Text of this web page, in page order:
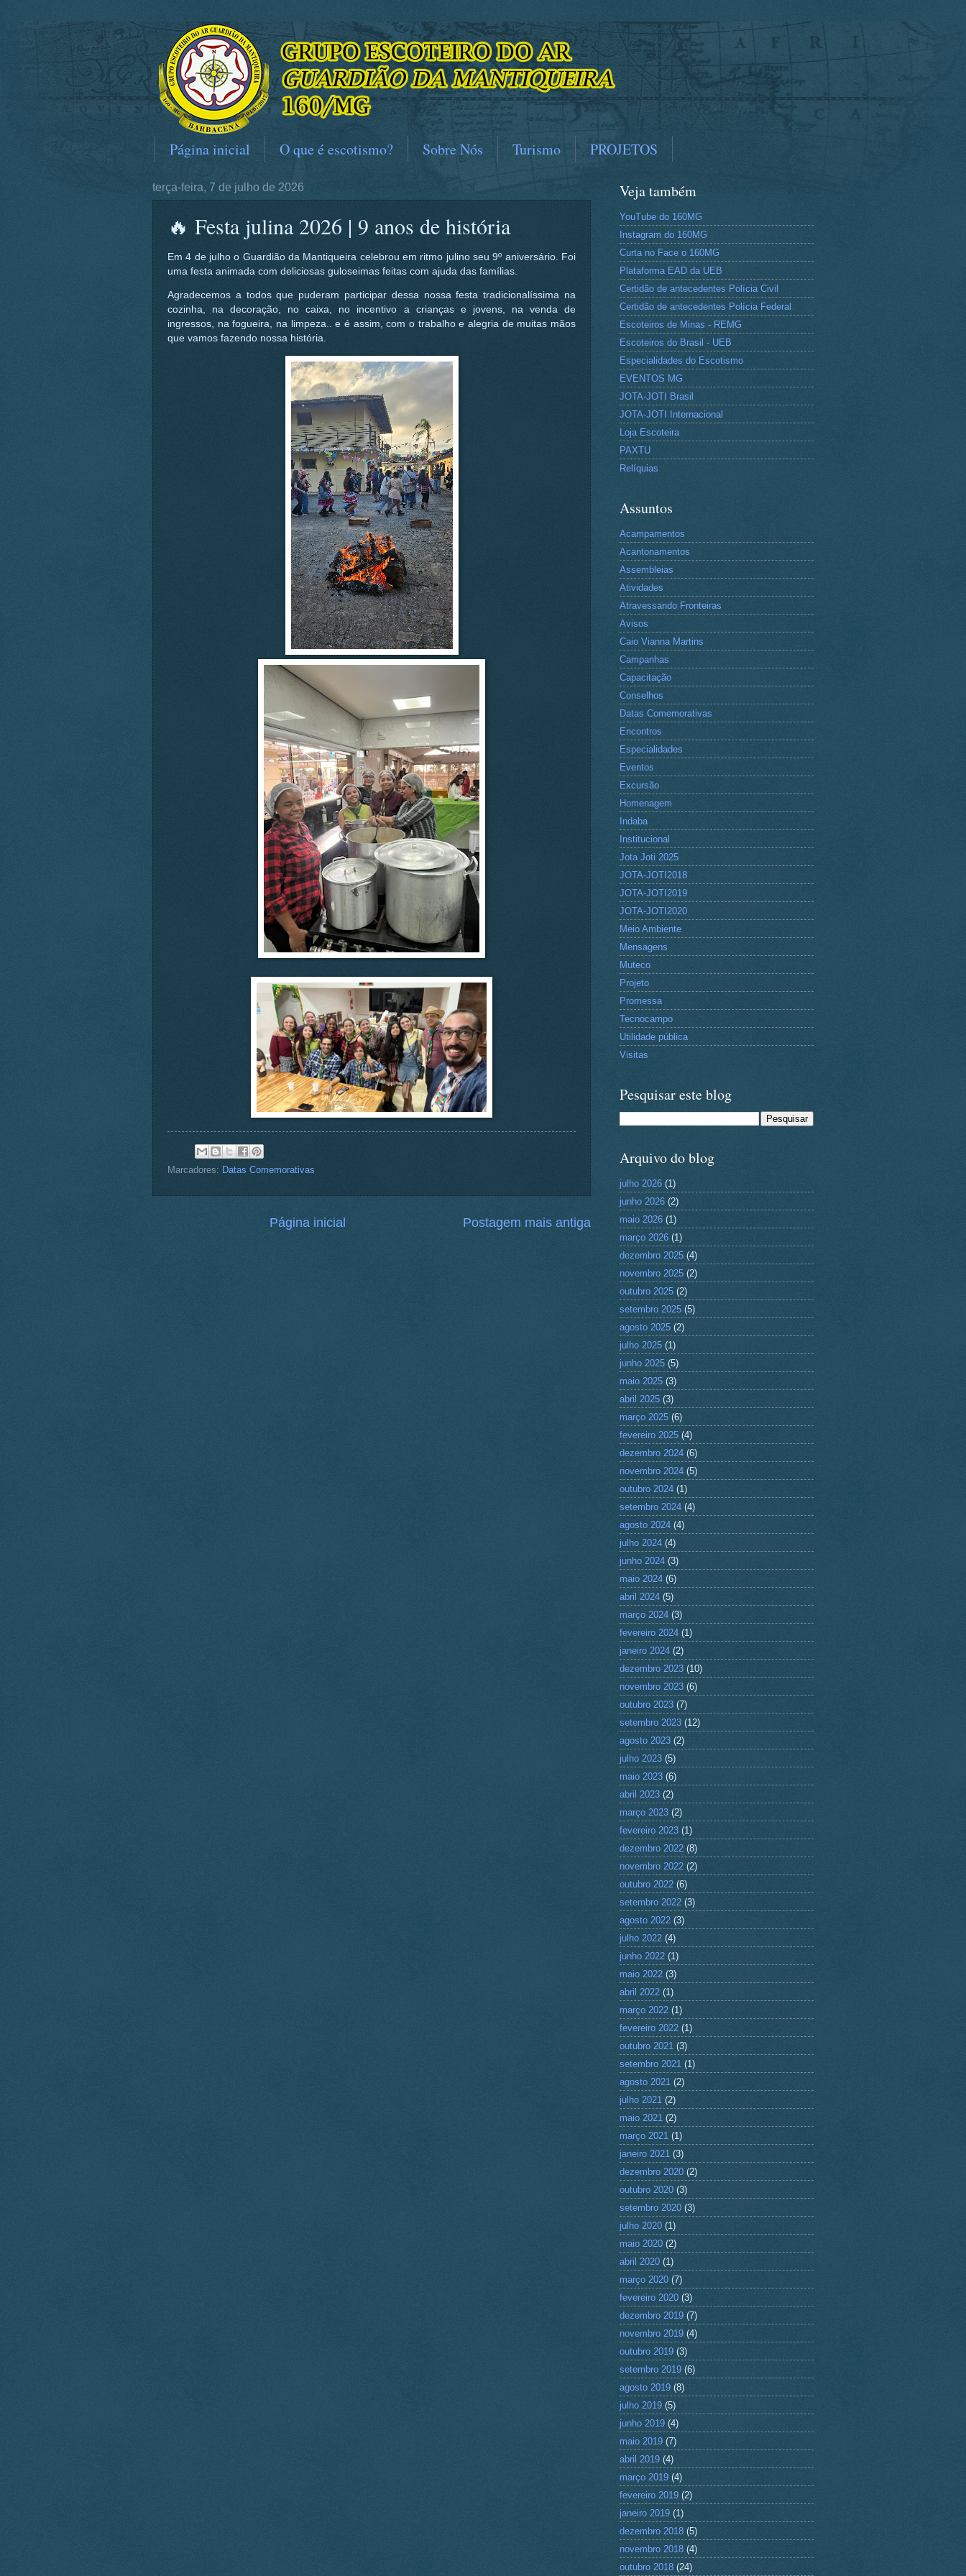
Página inicial O que é escotismo? Sobre Nós Turismo PROJETOS
terça-feira, 7 de julho de 2026
🔥 Festa julina 2026 | 9 anos de história
Em 4 de julho o Guardião da Mantiqueira celebrou em ritmo julino seu 9º aniversário. Foi
uma festa animada com deliciosas guloseimas feitas com ajuda das famílias.
Agradecemos a todos que puderam participar dessa nossa festa tradicionalíssima na
cozinha, na decoração, no caixa, no incentivo a crianças e jovens, na venda de
ingressos, na fogueira, na limpeza.. e é assim, com o trabalho e alegria de muitas mãos
que vamos fazendo nossa história.
Marcadores: Datas Comemorativas
Postagem mais antiga
Página inicial
Veja também
YouTube do 160MG
Instagram do 160MG
Curta no Face o 160MG
Plataforma EAD da UEB
Certidão de antecedentes Polícia Civil
Certidão de antecedentes Polícia Federal
Escoteiros de Minas - REMG
Escoteiros do Brasil - UEB
Especialidades do Escotismo
EVENTOS MG
JOTA-JOTI Brasil
JOTA-JOTI Internacional
Loja Escoteira
PAXTU
Relíquias
Assuntos
Acampamentos
Acantonamentos
Assembleias
Atividades
Atravessando Fronteiras
Avisos
Caio Vianna Martins
Campanhas
Capacitação
Conselhos
Datas Comemorativas
Encontros
Especialidades
Eventos
Excursão
Homenagem
Indaba
Institucional
Jota Joti 2025
JOTA-JOTI2018
JOTA-JOTI2019
JOTA-JOTI2020
Meio Ambiente
Mensagens
Muteco
Projeto
Promessa
Tecnocampo
Utilidade pública
Visitas
Pesquisar este blog
Arquivo do blog
julho 2026 (1)
junho 2026 (2)
maio 2026 (1)
março 2026 (1)
dezembro 2025 (4)
novembro 2025 (2)
outubro 2025 (2)
setembro 2025 (5)
agosto 2025 (2)
julho 2025 (1)
junho 2025 (5)
maio 2025 (3)
abril 2025 (3)
março 2025 (6)
fevereiro 2025 (4)
dezembro 2024 (6)
novembro 2024 (5)
outubro 2024 (1)
setembro 2024 (4)
agosto 2024 (4)
julho 2024 (4)
junho 2024 (3)
maio 2024 (6)
abril 2024 (5)
março 2024 (3)
fevereiro 2024 (1)
janeiro 2024 (2)
dezembro 2023 (10)
novembro 2023 (6)
outubro 2023 (7)
setembro 2023 (12)
agosto 2023 (2)
julho 2023 (5)
maio 2023 (6)
abril 2023 (2)
março 2023 (2)
fevereiro 2023 (1)
dezembro 2022 (8)
novembro 2022 (2)
outubro 2022 (6)
setembro 2022 (3)
agosto 2022 (3)
julho 2022 (4)
junho 2022 (1)
maio 2022 (3)
abril 2022 (1)
março 2022 (1)
fevereiro 2022 (1)
outubro 2021 (3)
setembro 2021 (1)
agosto 2021 (2)
julho 2021 (2)
maio 2021 (2)
março 2021 (1)
janeiro 2021 (3)
dezembro 2020 (2)
outubro 2020 (3)
setembro 2020 (3)
julho 2020 (1)
maio 2020 (2)
abril 2020 (1)
março 2020 (7)
fevereiro 2020 (3)
dezembro 2019 (7)
novembro 2019 (4)
outubro 2019 (3)
setembro 2019 (6)
agosto 2019 (8)
julho 2019 (5)
junho 2019 (4)
maio 2019 (7)
abril 2019 (4)
março 2019 (4)
fevereiro 2019 (2)
janeiro 2019 (1)
dezembro 2018 (5)
novembro 2018 (4)
outubro 2018 (24)